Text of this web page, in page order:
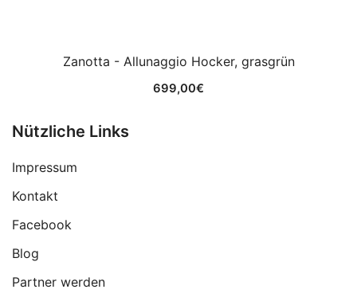
Zanotta - Allunaggio Hocker, grasgrün
699,00€
Nützliche Links
Impressum
Kontakt
Facebook
Blog
Partner werden